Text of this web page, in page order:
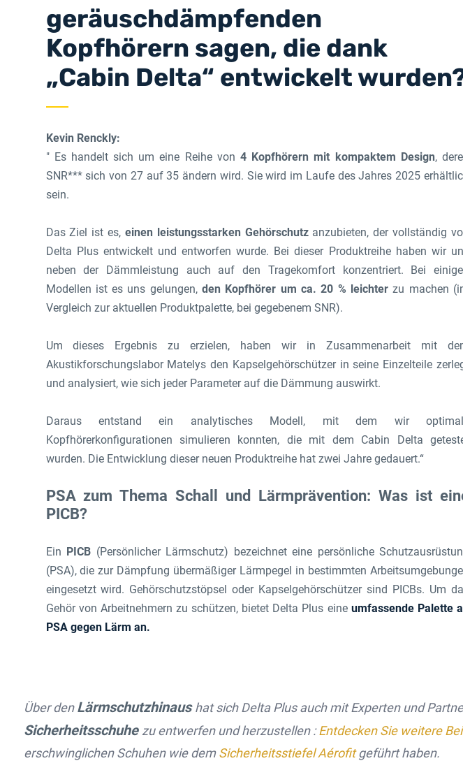
geräuschdämpfenden
Kopfhörern sagen, die dank
„Cabin Delta“ entwickelt
Kevin Renckly:
" Es handelt sich um eine Reihe von4 Kopfhörern mit kompaktem Design,
SNR*** sich von 27 auf 35 ändern wird. Sie wird im Laufe des Jahres 2025
sein.
Das Ziel ist es, einen leistungsstarken Gehörschutzanzubieten, der vollständig
Delta Plus entwickelt und entworfen wurde. Bei dieser Produktreihe haben wir
neben der Dämmleistung auch auf den Tragekomfort konzentriert. Bei
Modellen ist es uns gelungen,den Kopfhörer um ca. 20 % leichter zu machen
Vergleich zur aktuellen Produktpalette, bei gegebenem SNR).
Um dieses Ergebnis zu erzielen, haben wir in Zusammenarbeit mit
Akustikforschungslabor Matelys den Kapselgehörschützer in seine Einzelteile
und analysiert, wie sich jeder Parameter auf die Dämmung auswirkt.
Daraus entstand ein analytisches Modell, mit dem wir
Kopfhörerkonfigurationen simulieren konnten, die mit dem Cabin Delta
wurden. Die Entwicklung dieser neuen Produktreihe hat zwei Jahre gedauert.“
PSA zum Thema Schall und Lärmprävention: Was ist
PICB?
Ein PICB (Persönlicher Lärmschutz) bezeichnet eine persönliche
(PSA), die zur Dämpfung übermäßiger Lärmpegel in bestimmten
eingesetzt wird. Gehörschutzstöpsel oder Kapselgehörschützer sind PICBs. Um
Gehör von Arbeitnehmern zu schützen, bietet Delta Plus eine umfassende Palette
PSA gegen Lärm an.
Über denLärmschutzhinaushat sich Delta Plus auch mit Experten und
Sicherheitsschuhe zu entwerfen und herzustellen :Entdecken Sie weitere
erschwinglichen Schuhen wie demSicherheitsstiefel Aérofitgeführt haben.